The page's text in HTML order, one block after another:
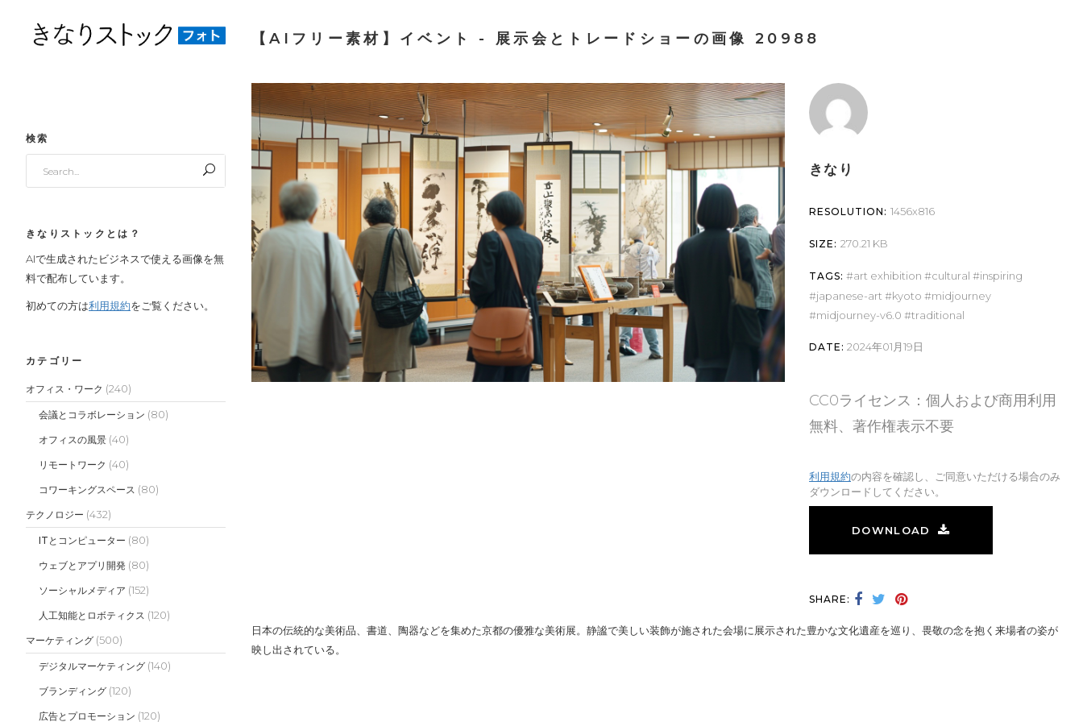
検索
きなりストックとは？
AIで生成されたビジネスで使える画像を無
料で配布しています。
初めての方は利用規約をご覧ください。
カテゴリー
オフィス・ワーク (240)
会議とコラボレーション (80)
オフィスの風景 (40)
リモートワーク (40)
コワーキングスペース (80)
テクノロジー (432)
ITとコンピューター (80)
ウェブとアプリ開発 (80)
ソーシャルメディア (152)
人工知能とロボティクス (120)
マーケティング (500)
デジタルマーケティング (140)
ブランディング (120)
広告とプロモーション (120)
【AIフリー素材】イベント - 展示会とトレードショーの画像 20988
きなり
RESOLUTION: 1456x816
SIZE: 270.21 KB
TAGS: art exhibition cultural
inspiring
japanese-art
kyoto
midjourney
midjourney-v6.0
traditional
DATE: 2024年01月19日
CC0ライセンス：個人および商用利用
無料、著作権表示不要
利用規約の内容を確認し、ご同意いただける場合のみ
ダウンロードしてください。
DOWNLOAD
SHARE:
日本の伝統的な美術品、書道、陶器などを集めた京都の優雅な美術展。静謐で美しい装飾が施された会場に展示された豊かな文化遺産を巡り、畏敬の念を抱く来場者の姿が
映し出されている。